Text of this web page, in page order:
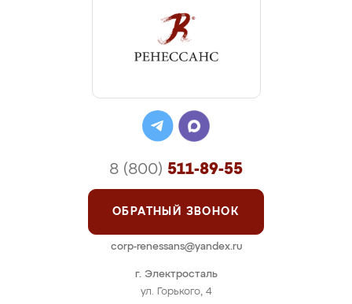
г. Электросталь
ул. Горького, 4
8 (800) 511-89-55
ОБРАТНЫЙ ЗВОНОК
corp-renessans@yandex.ru